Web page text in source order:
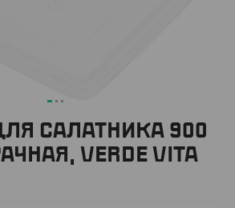
САЛАТНИКА 900
VERDE VITA